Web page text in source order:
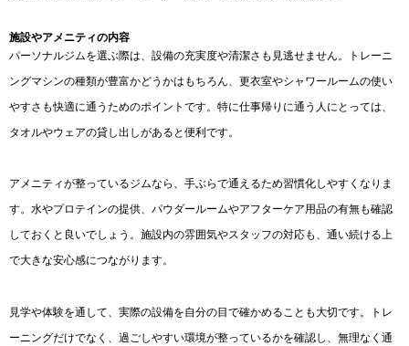
施設やアメニティの内容
パーソナルジムを選ぶ際は、設備の充実度や清潔さも見逃せません。トレーニ
ングマシンの種類が豊富かどうかはもちろん、更衣室やシャワールームの使い
やすさも快適に通うためのポイントです。特に仕事帰りに通う人にとっては、
タオルやウェアの貸し出しがあると便利です。
アメニティが整っているジムなら、手ぶらで通えるため習慣化しやすくなりま
す。水やプロテインの提供、パウダールームやアフターケア用品の有無も確認
しておくと良いでしょう。施設内の雰囲気やスタッフの対応も、通い続ける上
で大きな安心感につながります。
見学や体験を通して、実際の設備を自分の目で確かめることも大切です。トレ
ーニングだけでなく、過ごしやすい環境が整っているかを確認し、無理なく通